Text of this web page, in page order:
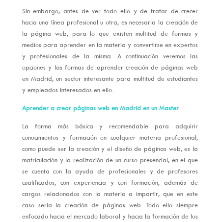
Sin embargo, antes de ver todo ello y de tratar de crecer
hacia una línea profesional u otra, es necesaria la creación de
la página web, para lo que existen multitud de formas y
medios para aprender en la materia y convertirse en expertos
y profesionales de la misma. A continuación veremos las
opciones y las formas de aprender creación de páginas web
en Madrid, un sector interesante para multitud de estudiantes
y empleados interesados en ello.
Aprender a crear páginas web en Madrid en un Master
La forma más básica y recomendable para adquirir
conocimientos y formación en cualquier materia profesional,
como puede ser la creación y el diseño de páginas web, es la
matriculación y la realización de un curso presencial, en el que
se cuenta con la ayuda de profesionales y de profesores
cualificados, con experiencia y con formación, además de
cargos relacionados con la materia a impartir, que en este
caso sería la creación de páginas web. Todo ello siempre
enfocado hacia el mercado laboral y hacia la formación de los